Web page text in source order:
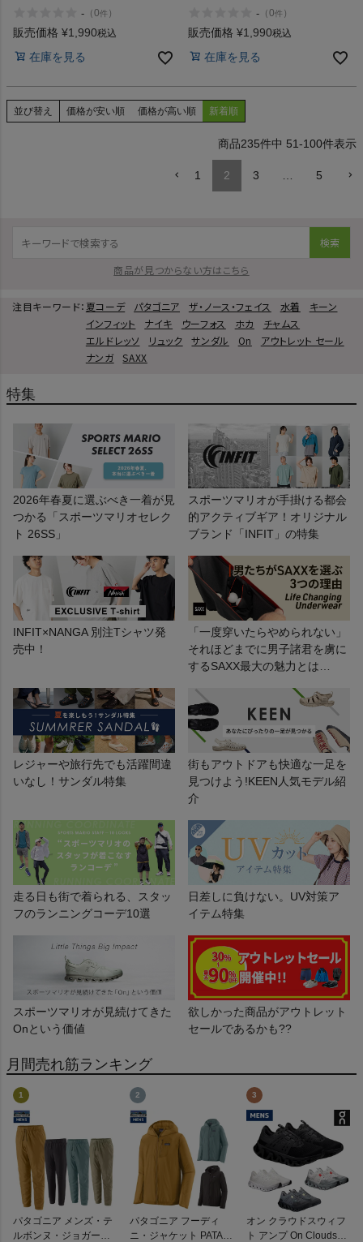
ーニング ランニング ウォーキ
ング ジョギング タイツ アンダ
トレット セール
- （0件 ）
販売価格 ¥1,990税込
在庫を見る
レーニング ランニング ウォー
キング ジョギング アウトドア
INFIT アウトレット セール
- （0件 ）
販売価格 ¥1,990税込
在庫を見る
並び替え 価格が安い順 価格が高い順 新着順
235件中 51-100件表示
1 2 3 … 5
検索
商品が見つからない方はこちら
注目キーワード： 夏コーデ パタゴニア ザ・ノース・フェイス 水着
キーン
インフィット
ナイキ ウーフォス ホカ
チャムス
エルドレッソ
リュック サンダル On
アウトレット セール
ナンガ
SAXX
特集
2026年春夏に選ぶべき一着が見
つかる「スポーツマリオセレク
ト 26SS」
スポーツマリオが手掛ける都会
的アクティブギア！オリジナル
ブランド「INFIT」の特集
INFIT×NANGA 別注Tシャツ発
売中！
「一度穿いたらやめられない」
それほどまでに男子諸君を虜に
するSAXX最大の魅力とは…
レジャーや旅行先でも活躍間違
いなし！サンダル特集
街もアウトドアも快適な一足を
見つけよう!KEEN人気モデル紹
介
走る日も街で着られる、スタッ
フのランニングコーデ10選
日差しに負けない。UV対策ア
イテム特集
スポーツマリオが見続けてきた
Onという価値
欲しかった商品がアウトレット
セールであるかも??
月間売れ筋ランキング
1
パタゴニア メンズ・テ
ルボンヌ・ジョガーズ
2
パタゴニア フーディ
ニ・ジャケット PATAG
3
オン クラウドスウィフ
ト アンプ On Cloudswif